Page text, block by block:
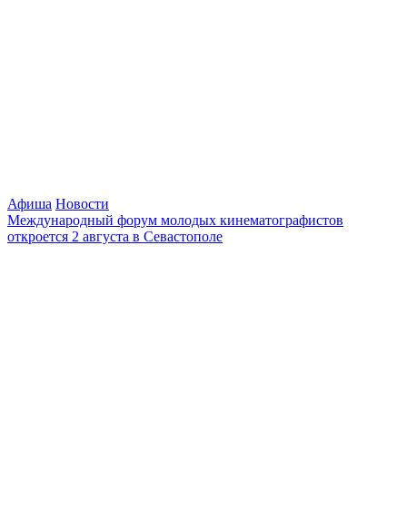
Афиша Новости
Международный форум молодых кинематографистов
откроется 2 августа в Севастополе